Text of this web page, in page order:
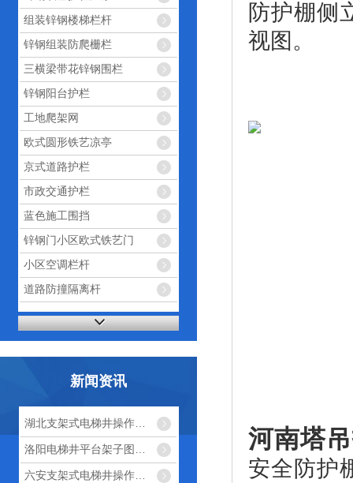
组装锌钢楼梯栏杆
锌钢组装防爬栅栏
三横梁带花锌钢围栏
锌钢阳台护栏
工地爬架网
欧式圆形铁艺凉亭
京式道路护栏
市政交通护栏
蓝色施工围挡
锌钢门小区欧式铁艺门
小区空调栏杆
道路防撞隔离杆
新闻资讯
湖北支架式电梯井操作平台标准化
六安支架式电梯井操作平台搭法
防护棚侧
视图。
河南塔
安全防护